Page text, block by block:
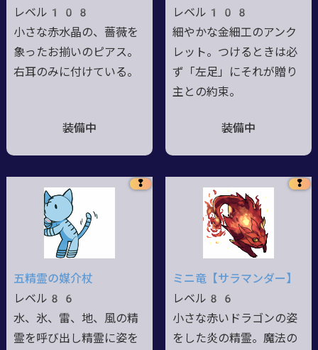
レベル108
小さな赤水晶の、薔薇を
象ったお揃いのピアス。
右耳のみに付けている。
装備中
レベル108
細やかな金細工のアンク
レット。つけるときは必
ず「左足」にそれが贈り
主との約束。
装備中
❢
五精霊の媒介杖
レベル86
水、氷、雷、地、風の精
霊を呼び出し精霊に姿を
❢
ミニ竜【サラマンダー】
レベル86
小さな赤いドラゴンの姿
をした炎の精霊。魔法の